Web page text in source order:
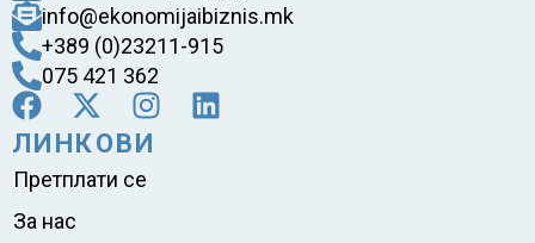
info@ekonomijaibiznis.mk
+389 (0)23211-915
075 421 362
ЛИНКОВИ
Претплати се
За нас